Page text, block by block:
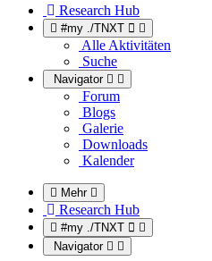
Research Hub
#my ./TNXT
Alle Aktivitäten
Suche
Navigator
Forum
Blogs
Galerie
Downloads
Kalender
Mehr
Research Hub
#my ./TNXT
Navigator